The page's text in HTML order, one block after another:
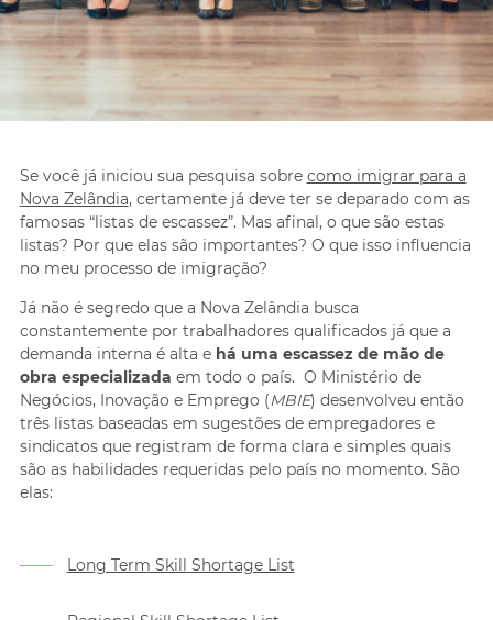
Se você já iniciou sua pesquisa sobre como imigrar para a
Nova Zelândia, certamente já deve ter se deparado com as
famosas “listas de escassez”. Mas afinal, o que são estas
listas? Por que elas são importantes? O que isso influencia
no meu processo de imigração?
Já não é segredo que a Nova Zelândia busca
constantemente por trabalhadores qualificados já que a
demanda interna é alta e há uma escassez de mão de
obra especializada em todo o país. O Ministério de
Negócios, Inovação e Emprego (MBIE) desenvolveu então
três listas baseadas em sugestões de empregadores e
sindicatos que registram de forma clara e simples quais
são as habilidades requeridas pelo país no momento. São
elas:
Long Term Skill Shortage List